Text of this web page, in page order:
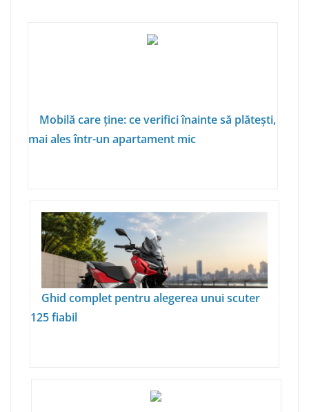
Mobilă care ține: ce verifici înainte să plătești,
mai ales într-un apartament mic
Ghid complet pentru alegerea unui scuter
125 fiabil